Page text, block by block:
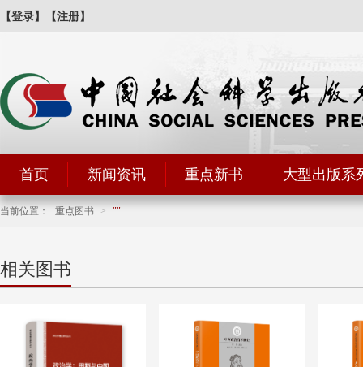
【登录】 【注册】
首页 新闻资讯 重点新书 大型出版系
当前位置： 重点图书 >
相关图书